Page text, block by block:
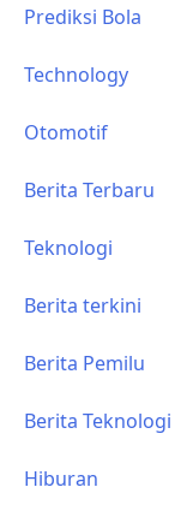
Prediksi Bola
Technology
Otomotif
Berita Terbaru
Teknologi
Berita terkini
Berita Pemilu
Berita Teknologi
Hiburan